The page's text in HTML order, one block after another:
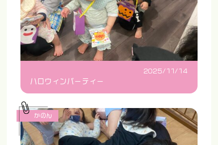
2025/11/14
ハロウィンパーティー
かのん